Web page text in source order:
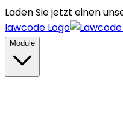
Laden Sie jetzt einen
lawcode Logo
Module